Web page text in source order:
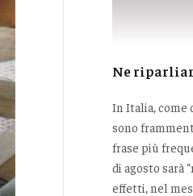
Ne
In Italia, come
sono
frase più
di agosto sarà
effetti, nel